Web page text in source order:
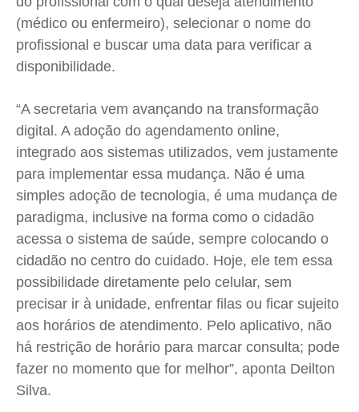
(médico ou enfermeiro), selecionar o nome do
profissional e buscar uma data para verificar a
disponibilidade.
“A secretaria vem avançando na transformação
digital. A adoção do agendamento online,
integrado aos sistemas utilizados, vem justamente
para implementar essa mudança. Não é uma
simples adoção de tecnologia, é uma mudança de
paradigma, inclusive na forma como o cidadão
acessa o sistema de saúde, sempre colocando o
cidadão no centro do cuidado. Hoje, ele tem essa
possibilidade diretamente pelo celular, sem
precisar ir à unidade, enfrentar filas ou ficar sujeito
aos horários de atendimento. Pelo aplicativo, não
há restrição de horário para marcar consulta; pode
fazer no momento que for melhor”, aponta Deilton
Silva.